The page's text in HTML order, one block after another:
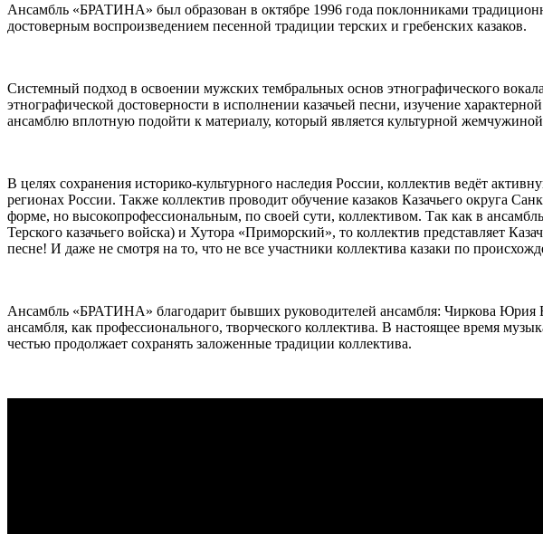
Ансамбль «БРАТИНА» был образован в октябре 1996 года поклонниками
достоверным воспроизведением песенной традиции терских и гребенских казаков.
Системный подход в освоении мужских тембральных основ этнографического
этнографической достоверности в исполнении казачьей песни, изучение
ансамблю вплотную подойти к материалу, который является культурной жемчужиной
В целях сохранения историко-культурного наследия России, коллектив ведёт
регионах России. Также коллектив проводит обучение казаков Казачьего округа
форме, но высокопрофессиональным, по своей сути, коллективом. Так как в
Терского казачьего войска) и Хутора «Приморский», то коллектив представляет
песне! И даже не смотря на то, что не все участники коллектива казаки по
Ансамбль «БРАТИНА» благодарит бывших руководителей ансамбля: Чиркова Юрия
ансамбля, как профессионального, творческого коллектива. В настоящее время
честью продолжает сохранять заложенные традиции коллектива.